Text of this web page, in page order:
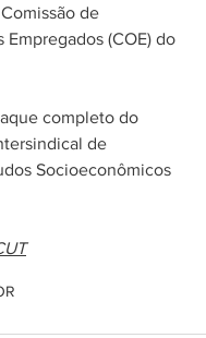
de
Empregados (COE) do
completo do
de
Socioeconômicos